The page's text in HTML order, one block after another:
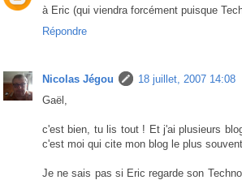
à Eric (qui viendra forcément puisque
Répondre
Nicolas Jégou
18 juillet, 2007 14:08
Gaël,
c'est bien, tu lis tout ! Et j'ai plusieurs
c'est moi qui cite mon blog le plus
Je ne sais pas si Eric regarde son